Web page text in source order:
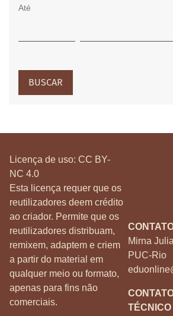
Até
BUSCAR
Licença de uso: CC BY-
NC 4.0
Esta licença requer que os
reutilizadores deem crédito
ao criador. Permite que os
reutilizadores distribuam,
remixem, adaptem e criem
a partir do material em
qualquer meio ou formato,
apenas para fins não
comerciais.
Mirna
PUC-Rio
TÉCNICO